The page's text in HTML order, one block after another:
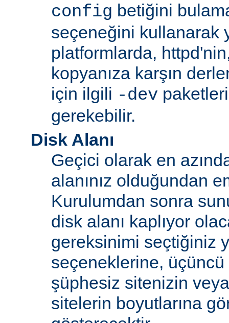
config betiğini
seçeneğini kullanarak
platformlarda,
kopyanıza karşın
için ilgili -dev
gerekebilir.
Disk Alanı
Geçici olarak en
alanınız olduğundan
Kurulumdan sonra
disk alanı kaplıyor
gereksinimi seçtiğiniz
seçeneklerine,
şüphesiz sitenizin
sitelerin boyutlarına